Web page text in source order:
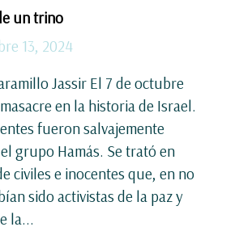
un trino
13, 2024
Jassir El 7 de octubre
en la historia de Israel.
fueron salvajemente
grupo Hamás. Se trató en
civiles e inocentes que, en no
sido activistas de la paz y
la...